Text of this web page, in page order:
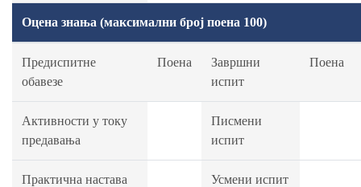
Оцена знања (максимални број поена 100)
Предиспитне
обавезе
Поена
Завршни
испит
Поена
Активности у току
предавања
Писмени
испит
Практична настава Усмени испит